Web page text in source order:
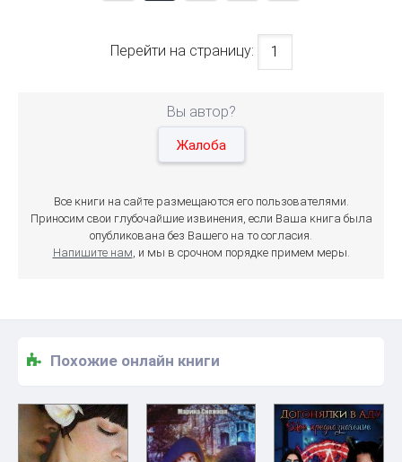
Перейти на страницу:
Вы автор?
Жалоба
Все книги на сайте размещаются его пользователями.
Приносим свои глубочайшие извинения, если Ваша книга была
опубликована без Вашего на то согласия.
Напишите нам , и мы в срочном порядке примем меры.
Похожие онлайн книги